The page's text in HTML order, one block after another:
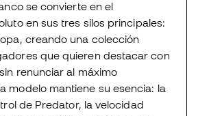
se convierte en el
en sus tres silos principales:
creando una colección
que quieren destacar con
renunciar al máximo
modelo mantiene su esencia: la
de Predator, la velocidad